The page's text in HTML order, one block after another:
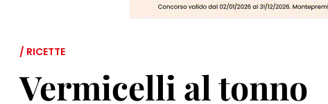
/ RICETTE
Vermicelli al tonno